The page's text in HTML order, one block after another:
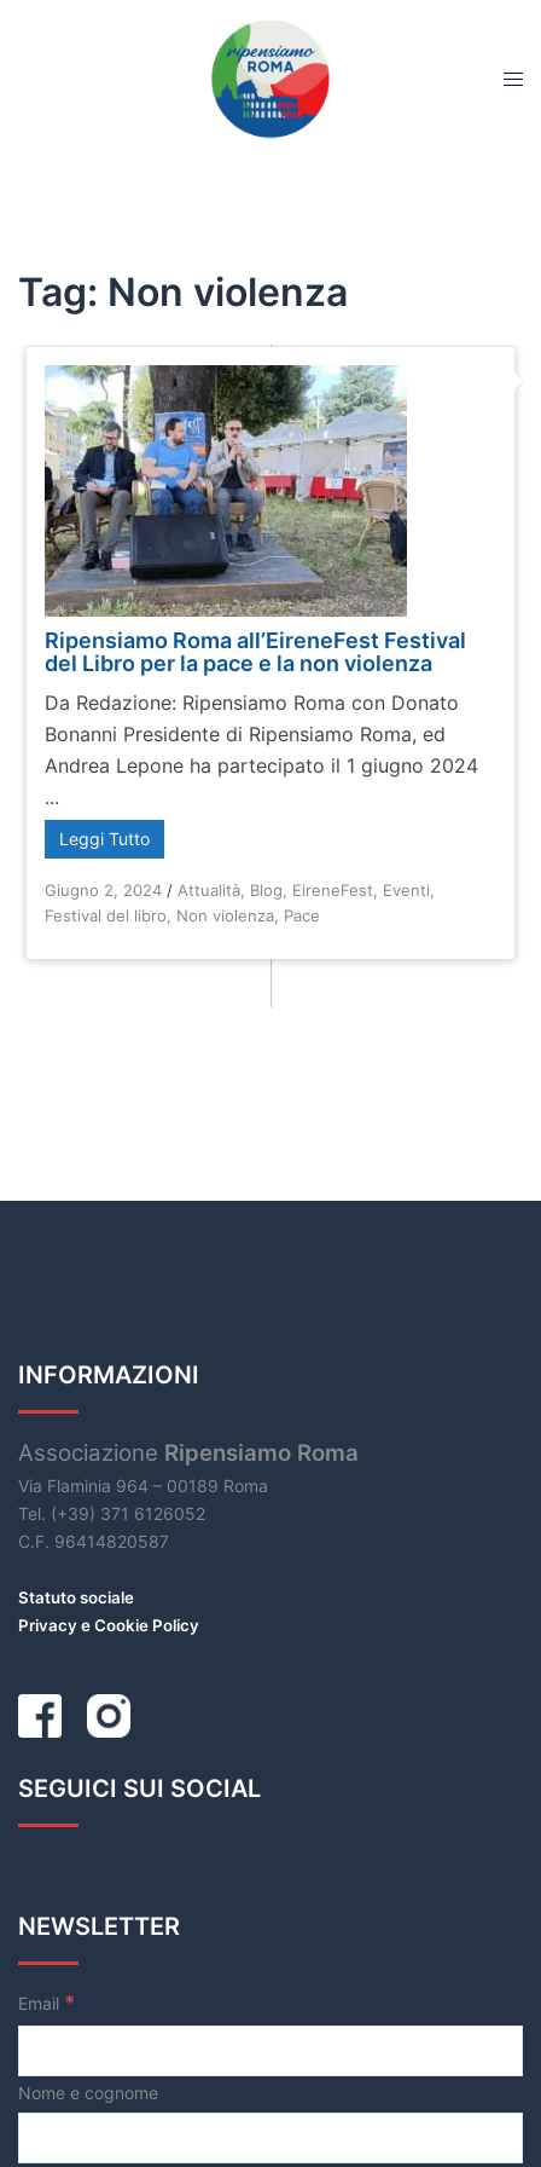
Tag: Non violenza
Ripensiamo Roma all’EireneFest Festival
del Libro per la pace e la non violenza
Da Redazione: Ripensiamo Roma con Donato
Bonanni Presidente di Ripensiamo Roma, ed
Andrea Lepone ha partecipato il 1 giugno 2024
...
Leggi Tutto
Giugno 2, 2024 / Attualità Blog EireneFest Eventi
Festival del libro
Non violenza Pace
INFORMAZIONI
Associazione Ripensiamo Roma
Via Flaminia 964 – 00189 Roma
Tel. (+39) 371 6126052
C.F. 96414820587
Statuto sociale
Privacy e Cookie Policy
SEGUICI SUI SOCIAL
NEWSLETTER
Email *
Nome e cognome